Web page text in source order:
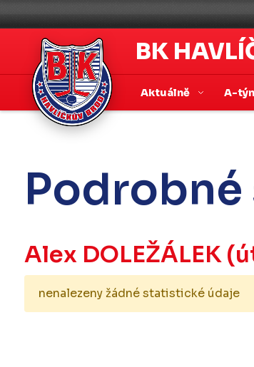
BK
Aktuálně A-
Alex DOLEŽÁLEK
nenalezeny žádné statistické údaje